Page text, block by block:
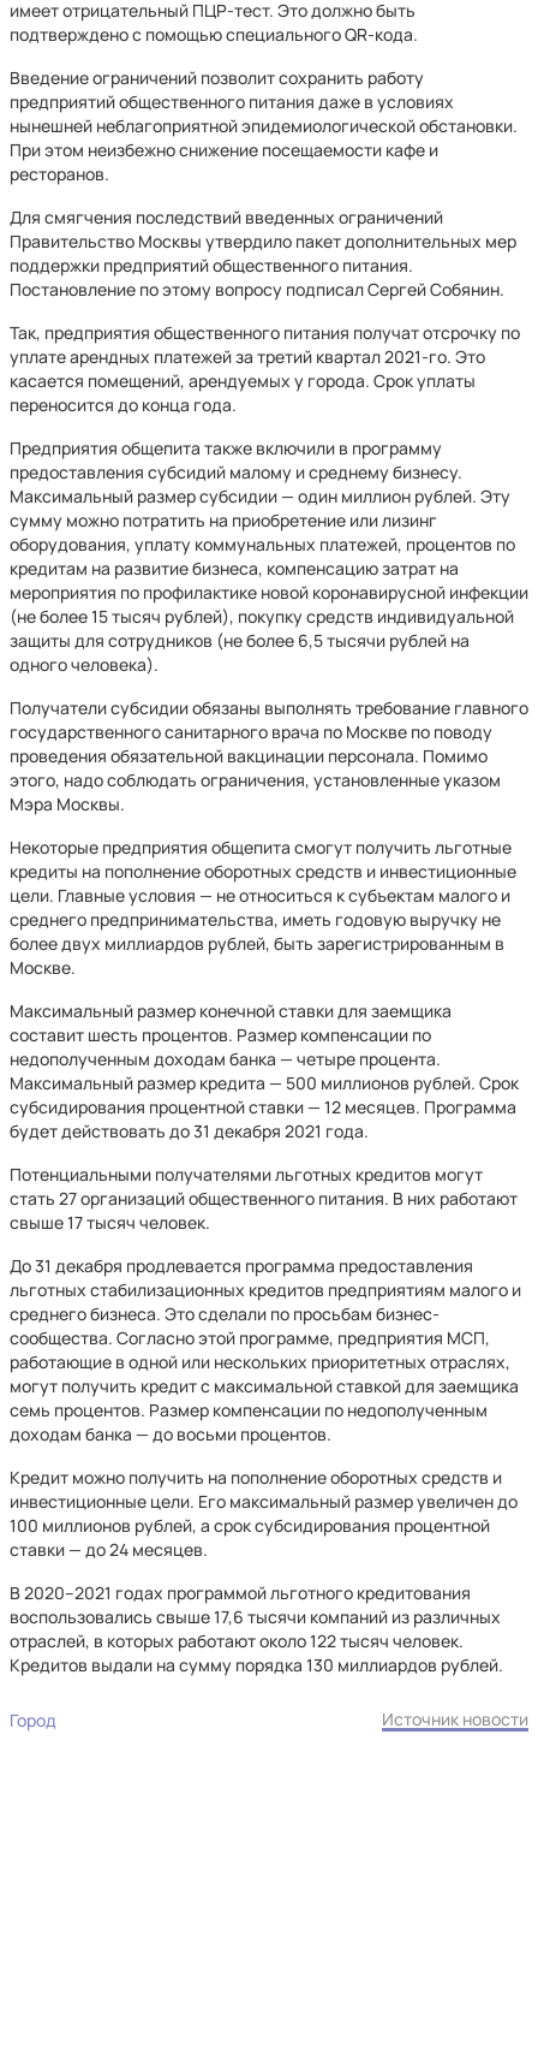
имеет отрицательный ПЦР-тест. Это должно быть
подтверждено с помощью специального QR-кода.
Введение ограничений позволит сохранить работу
предприятий общественного питания даже в условиях
нынешней неблагоприятной эпидемиологической обстановки.
При этом неизбежно снижение посещаемости кафе и
ресторанов.
Для смягчения последствий введенных ограничений
Правительство Москвы утвердило пакет дополнительных мер
поддержки предприятий общественного питания.
Постановление по этому вопросу подписал Сергей Собянин.
Так, предприятия общественного питания получат отсрочку по
уплате арендных платежей за третий квартал 2021-го. Это
касается помещений, арендуемых у города. Срок уплаты
переносится до конца года.
Предприятия общепита также включили в программу
предоставления субсидий малому и среднему бизнесу.
Максимальный размер субсидии — один миллион рублей. Эту
сумму можно потратить на приобретение или лизинг
оборудования, уплату коммунальных платежей, процентов по
кредитам на развитие бизнеса, компенсацию затрат на
мероприятия по профилактике новой коронавирусной инфекции
(не более 15 тысяч рублей), покупку средств индивидуальной
защиты для сотрудников (не более 6,5 тысячи рублей на
одного человека).
Получатели субсидии обязаны выполнять требование главного
государственного санитарного врача по Москве по поводу
проведения обязательной вакцинации персонала. Помимо
этого, надо соблюдать ограничения, установленные указом
Мэра Москвы.
Некоторые предприятия общепита смогут получить льготные
кредиты на пополнение оборотных средств и инвестиционные
цели. Главные условия — не относиться к субъектам малого и
среднего предпринимательства, иметь годовую выручку не
более двух миллиардов рублей, быть зарегистрированным в
Москве.
Максимальный размер конечной ставки для заемщика
составит шесть процентов. Размер компенсации по
недополученным доходам банка — четыре процента.
Максимальный размер кредита — 500 миллионов рублей. Срок
субсидирования процентной ставки — 12 месяцев. Программа
будет действовать до 31 декабря 2021 года.
Потенциальными получателями льготных кредитов могут
стать 27 организаций общественного питания. В них работают
свыше 17 тысяч человек.
До 31 декабря продлевается программа предоставления
льготных стабилизационных кредитов предприятиям малого и
среднего бизнеса. Это сделали по просьбам бизнес-
сообщества. Согласно этой программе, предприятия МСП,
работающие в одной или нескольких приоритетных отраслях,
могут получить кредит с максимальной ставкой для заемщика
семь процентов. Размер компенсации по недополученным
доходам банка — до восьми процентов.
Кредит можно получить на пополнение оборотных средств и
инвестиционные цели. Его максимальный размер увеличен до
100 миллионов рублей, а срок субсидирования процентной
ставки — до 24 месяцев.
В 2020–2021 годах программой льготного кредитования
воспользовались свыше 17,6 тысячи компаний из различных
отраслей, в которых работают около 122 тысяч человек.
Кредитов выдали на сумму порядка 130 миллиардов рублей.
Город Источник новости